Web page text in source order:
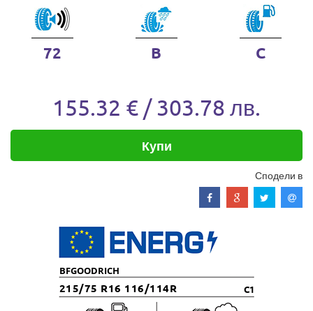
72 B C
155.32 € / 303.78 лв.
Купи
Сподели в
BFGOODRICH
215/75 R16 116/114R C1